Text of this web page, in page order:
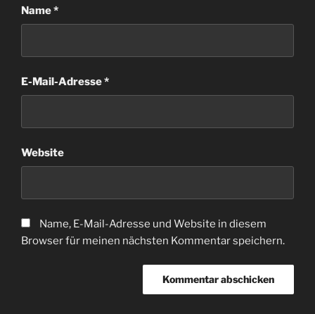
Name*
E-Mail-Adresse*
Website
Name, E-Mail-Adresse und Website in diesem
Browser für meinen nächsten Kommentar speichern.